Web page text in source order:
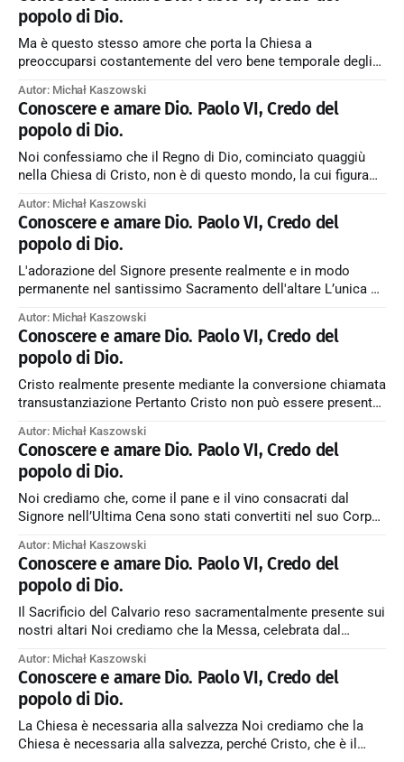
popolo di Dio.
Ma è questo stesso amore che porta la Chiesa a
preoccuparsi costantemente del vero bene temporale degli
non hanno quaggiù stabile dimora, essa li spinge anche a
contribuire — ciascuno secondo la propria vocazione ed i
propri mezzi — al bene
Autor: Michał Kaszowski
Conoscere e amare Dio. Paolo VI, Credo del
popolo di Dio.
Noi confessiamo che il Regno di Dio, cominciato quaggiù
nella Chiesa di Cristo, non è di questo mondo, la cui figura
il progresso della civiltà, della scienza e della tecnica umane,
ma consiste nel conoscere sempre più profondamente
Autor: Michał Kaszowski
Conoscere e amare Dio. Paolo VI, Credo del
popolo di Dio.
L'adorazione del Signore presente realmente e in modo
permanente nel santissimo Sacramento dell'altare L’unica ed
moltiplicata, ma è resa presente dal Sacramento nei
numerosi luoghi della terra dove si celebra la Messa. Dopo il
Sacrificio, tale
Autor: Michał Kaszowski
Conoscere e amare Dio. Paolo VI, Credo del
popolo di Dio.
Cristo realmente presente mediante la conversione chiamata
transustanziazione Pertanto Cristo non può essere presente
suo Corpo della realtà stessa del pane e mediante la
conversione nel suo Sangue della realtà stessa del vino,
mentre rimangono immutate soltanto le proprietà del pane
Autor: Michał Kaszowski
Conoscere e amare Dio. Paolo VI, Credo del
popolo di Dio.
Noi crediamo che, come il pane e il vino consacrati dal
Signore nell’Ultima Cena sono stati convertiti nel suo Corpo
noi sulla Croce, allo stesso modo il pane e il vino consacrati
dal sacerdote sono convertiti
Autor: Michał Kaszowski
Conoscere e amare Dio. Paolo VI, Credo del
popolo di Dio.
Il Sacrificio del Calvario reso sacramentalmente presente sui
nostri altari Noi crediamo che la Messa, celebrata dal
potere ricevuto nel sacramento dell’Ordine, e da lui offerta
nel nome di Cristo e dei membri del suo Corpo mistico, è il
Autor: Michał Kaszowski
Conoscere e amare Dio. Paolo VI, Credo del
popolo di Dio.
La Chiesa è necessaria alla salvezza Noi crediamo che la
Chiesa è necessaria alla salvezza, perché Cristo, che è il